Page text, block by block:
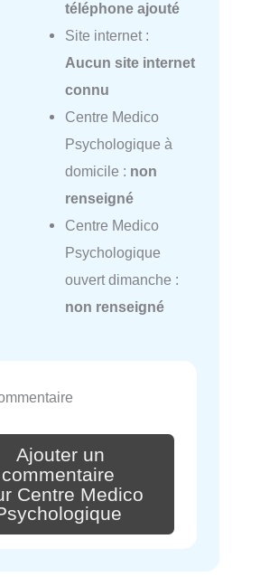
téléphone ajouté
Site internet :
Aucun site internet
connu
Centre Medico
Psychologique à
domicile : non
renseigné
Centre Medico
Psychologique
ouvert dimanche :
non renseigné
Ajouter un
commentaire
Centre Medico